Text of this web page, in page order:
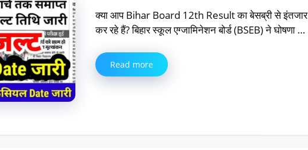
क्या आप Bihar Board 12th Result का बेसब्री से इंतजार
कर रहे हैं? बिहार स्कूल एग्जामिनेशन बोर्ड (BSEB) ने घोषणा …
Read more